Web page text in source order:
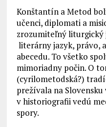
Konštantín a Metod
učenci, diplomati a
zrozumiteľný liturgický
literárny jazyk, právo,
abecedu. To všetko
mimoriadny počin. O
(cyrilometodská?)
prežívala na Slovensku
v historiografii vedú
spory.